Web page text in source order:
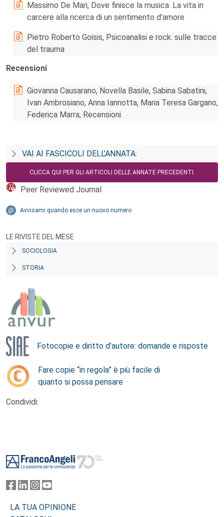
Massimo De Mari, Dove finisce la musica. La vita in
carcere alla ricerca di un sentimento d’amore
Pietro Roberto Goisis, Psicoanalisi e rock: sulle tracce
del trauma
Recensioni
Giovanna Causarano, Novella Basile, Sabina Sabatini,
Ivan Ambrosiano, Anna Iannotta, Maria Teresa Gargano,
Federica Marra, Recensioni
VAI AI FASCICOLI DELL’ANNATA:
CLICCA QUI PER GLI ARTICOLI DELLE ANNATE PRECEDENTI.
Peer Reviewed Journal
Avvisami quando esce un nuovo numero
LE RIVISTE DEL MESE
SOCIOLOGIA
STORIA
Fotocopie e diritto d’autore: domande e risposte
Fare copie “in regola” è più facile di
quanto si possa pensare
Condividi:
LA TUA OPINIONE